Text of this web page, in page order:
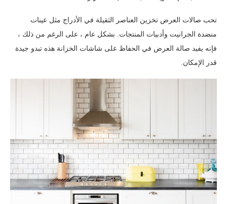
تحب صالات العرض تخزين العناصر الثقيلة في الأدراج مثل عينات
منضدة الجرانيت وأدبيات المنتجات. بشكل عام ، على الرغم من ذلك ،
فإنه يفيد صالة العرض في الحفاظ على شاشات الخزانة هذه تبدو جيدة
قدر الإمكان.